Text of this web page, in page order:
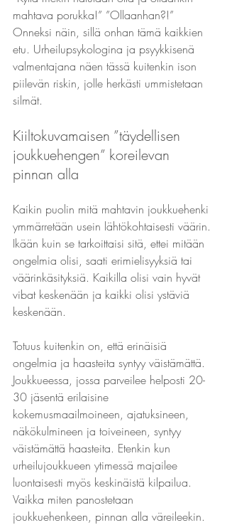
mahtava porukka!” ”Ollaanhan?!”
Onneksi näin, sillä onhan tämä kaikkien
etu. Urheilupsykologina ja psyykkisenä
valmentajana näen tässä kuitenkin ison
piilevän riskin, jolle herkästi ummistetaan
silmät.
Kiiltokuvamaisen ”täydellisen
joukkuehengen” koreilevan
pinnan alla
Kaikin puolin mitä mahtavin joukkuehenki
ymmärretään usein lähtökohtaisesti väärin.
Ikään kuin se tarkoittaisi sitä, ettei mitään
ongelmia olisi, saati erimielisyyksiä tai
väärinkäsityksiä. Kaikilla olisi vain hyvät
vibat keskenään ja kaikki olisi ystäviä
keskenään.
Totuus kuitenkin on, että erinäisiä
ongelmia ja haasteita syntyy väistämättä.
Joukkueessa, jossa parveilee helposti 20-
30 jäsentä erilaisine
kokemusmaailmoineen, ajatuksineen,
näkökulmineen ja toiveineen, syntyy
väistämättä haasteita. Etenkin kun
urheilujoukkueen ytimessä majailee
luontaisesti myös keskinäistä kilpailua.
Vaikka miten panostetaan
joukkuehenkeen, pinnan alla väreileekin.